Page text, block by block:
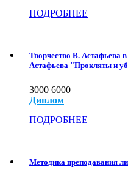
ПОДРОБНЕЕ
Творчество В. Астафьева
Астафьева "Прокляты и
3000 6000
Диплом
ПОДРОБНЕЕ
Методика преподавания